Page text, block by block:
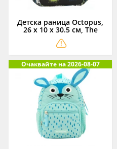
Детска раница Octopus,
26 x 10 x 30.5 см, The
Player
Очаквайте на 2026-08-07